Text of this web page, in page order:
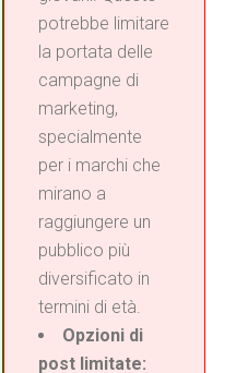
potrebbe limitare
la portata delle
campagne di
marketing,
specialmente
per i marchi che
mirano a
raggiungere un
pubblico più
diversificato in
termini di età.
Opzioni di
post limitate: